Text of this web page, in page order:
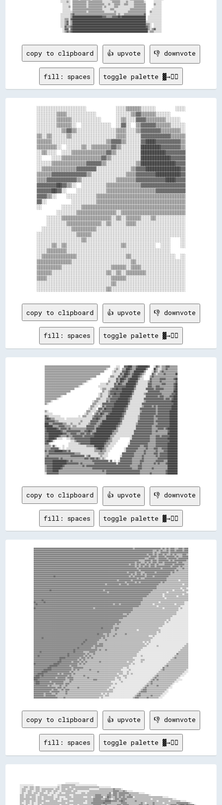
copy to clipboard 👍 upvote 👎 downvote
fill: spaces toggle palette ▓→✊🏽
░░░░░░░░░░░░░░░░░░░░            ░░░░▒▒▒▒▒▒░░░░░░        ░░░░
░░░░░░░░▒▒▒▒░░░░░░░░░░░░        ░░░░░░▒▒▓▓▒▒▒▒▒▒░░░░░░
░░░░░░░░▒▒▒▒▒▒░░░░░░░░░░░░      ░░▒▒░░░░▓▓▓▓▒▒▒▒▒▒▒▒░░░░░░
░░░░░░░░▒▒▒▒▒▒░░  ░░░░░░░░░░░░  ░░▓▓░░  ▒▒▓▓▓▓▓▓▒▒▒▒▒▒░░░░░░
░░░░░░░░░░▒▒▓▓▒▒░░░░░░░░░░░░░░░░▒▒▒▒░░░░▒▒▓▓▓▓▓▓▓▓▒▒▒▒▒▒▒▒░░
▒▒░░▒▒░░░░░░▒▒░░░░░░░░░░░░░░░░░░▒▒▒▒░░░░░░▓▓▓▓▓▓▓▓▓▓▓▓▒▒▒▒▒▒
▒▒▒▒▒▒░░░░░░░░░░░░░░░░░░░░░░▒▒▓▓▓▓▒▒░░░░░░▓▓████▓▓▓▓▓▓▓▓▓▓▒▒
▒▒▒▒▒▒▒▒░░  ░░░░░░▒▒░░▒▒▒▒▒▒▒▒▓▓▒▒░░░░░░░░████████▓▓▓▓▓▓▓▓▒▒
░░▒▒░░░░  ░░░░▒▒▒▒▒▒▒▒▒▒▒▒▒▒▓▓▒▒░░░░░░░░░░██████████▓▓▓▓▓▓▓▓
░░    ░░░░▒▒▒▒▒▒▒▒▒▒▒▒▒▒▒▒▓▓▒▒░░░░░░░░░░░░████████████▓▓▓▓▓▓
░░░░░░▒▒▒▒▒▒▒▒▒▒▒▒▒▒▓▓▓▓▓▓▒▒░░░░░░░░░░░░▒▒██████████████▓▓▓▓
░░▒▒▒▒▒▒▒▒▒▒▒▒▒▒▓▓▓▓▓▓▓▓░░░░░░░░░░░░░░▒▒▓▓▓▓██████████████▓▓
▒▒▒▒▒▒▓▓▓▓▓▓▓▓▓▓▓▓▓▓▒▒░░░░░░░░░░░░░░▒▒▒▒▓▓▓▓▓▓▓▓██████████▓▓
▒▒▒▒▓▓▓▓▓▓▓▓▓▓▓▓▒▒░░░░░░░░░░░░░░▒▒▒▒▒▒▒▒▓▓▓▓▓▓▓▓▓▓▓▓████▓▓▓▓
▓▓▓▓▓▓▓▓██▓▓▒▒░░  ░░░░░░░░░░▒▒▒▒▒▒▒▒▒▒▒▒▒▒▓▓▓▓▓▓▓▓▓▓▓▓▓▓▓▓▓▓
▓▓▓▓▓▓██▓▓░░    ░░░░░░░░░░░░▒▒▒▒▒▒▒▒▒▒▒▒▒▒▒▒▒▒▒▒▓▓▓▓▓▓▓▓▓▓▓▓
▓▓▓▓▒▒░░    ░░░░░░░░░░░░▒▒▒▒▒▒▒▒▒▒▒▒▒▒▒▒▒▒▒▒▒▒▒▒▒▒▒▒▒▒▒▒▒▒▒▒
▓▓░░          ░░░░░░░░░░▒▒▒▒▒▒▒▒▒▒▒▒▒▒▒▒▒▒▒▒▒▒▒▒▒▒▒▒▒▒▒▒▒▒▒▒
░░        ░░░░░░░░▒▒▒▒▒▒▒▒▒▒▒▒▒▒▒▒▒▒▒▒▒▒▒▒▒▒▒▒▒▒▒▒▒▒▒▒▒▒▒▒▒▒
        ░░░░░░░░▒▒▒▒▒▒▒▒▒▒▒▒▒▒▒▒░░▒▒▒▒▒▒▒▒▒▒▒▒▒▒▒▒▒▒▒▒▒▒▒▒▒▒
    ░░░░░░▒▒▒▒▒▒▒▒▒▒▒▒▒▒▒▒▒▒▒▒░░▒▒░░▒▒▒▒▒▒░░░░▒▒░░░░░░░░░░░░
    ░░░░░░░░▒▒▒▒▒▒▒▒▒▒▒▒▒▒░░▒▒░░░░░░▒▒▒▒░░░░░░░░░░░░░░░░░░░░
  ░░░░░░░░░░░░▒▒▒▒▒▒▒▒▒▒░░░░░░░░░░░░░░░░░░░░░░░░░░░░░░░░░░░░
░░░░░░░░░░░░░░░░▒▒▒▒▒▒░░░░░░░░░░░░░░░░░░░░░░░░░░░░░░░░░░░░░░
░░░░░░░░░░░░░░░░░░▒▒░░░░░░░░░░░░░░░░░░░░░░░░░░░░░░░░░░    ░░
░░░░░░▒▒░░▒▒░░░░░░░░░░░░░░░░░░░░░░▒▒░░░░░░░░░░░░  ░░░░    ░░
░░░░▒▒▒▒▒▒▒▒░░░░░░░░░░░░░░░░░░░░░░░░░░░░░░░░░░░░░░░░░░
░░▒▒▒▒▒▒▒▒▒▒▒▒▒▒░░░░░░░░░░░░░░░░░░░░▒▒░░░░░░░░░░░░░░░░░░  ░░
▒▒▒▒▒▒▒▒▒▒▒▒▒▒░░░░░░░░░░░░░░░░░░░░░░░░▒▒░░░░░░░░░░░░░░░░░░░░
▒▒▒▒▒▒▒▒▒▒░░░░░░░░░░░░░░░░░░░░▒▒▒▒▒▒░░▒▒▒▒░░░░░░░░░░░░░░░░░░
▒▒▒▒▒▒░░░░░░░░░░░░░░░░░░░░░░▒▒░░▒▒░░▒▒▒▒▒▒▒▒░░░░░░░░░░░░░░░░
▒▒▒▒░░░░░░░░░░░░░░░░░░░░░░░░░░▒▒▒▒▒▒░░░░░░░░░░░░░░░░░░░░░░░░
░░░░░░░░░░░░░░░░░░░░░░░░░░░░░░▒▒░░░░░░░░░░░░░░░░░░░░░░░░░░░░
copy to clipboard 👍 upvote 👎 downvote
fill: spaces toggle palette ▓→✊🏽
▒▒▒▒▒▒▒▒▒▒▒▒▒▒▒▒▒▒▒▒▒▒▒▒▒▒▒▒▒▒▒▒▒▒▒▒▒▒▒▒▒▒▒▒▒▒▒▒▒▒▒▒▒▒▒▒▒▒▒▒▒▒▒▒▒▒      ░░░░    ▓▓▓▓████▒▒▒▒▓▓██████████▓▓    ░░▓▓▒▒░░▒▒▒▒▓▓▓▓▒▒▒▒▒▒▒▒
▒▒▒▒▒▒▒▒▒▒▒▒▒▒▒▒▒▒▒▒▒▒▒▒▒▒▒▒▒▒▒▒▒▒▒▒▒▒▒▒▒▒▒▒▒▒▒▒▒▒▒▒▒▒▒▒▒▒▒▒▒▒░░      ░░▒▒░░  ▒▒▒▒████▓▓▒▒▒▒██████████▒▒      ██▒▒░░░░▒▒▒▒▓▓▒▒▒▒▒▒▒▒▒▒
▒▒▒▒▒▒▒▒▒▒▒▒▒▒▒▒▒▒▒▒▒▒▒▒▒▒▒▒▒▒▒▒▒▒▒▒▒▒▒▒▒▒▒▒▒▒▒▒▒▒▒▒▒▒▒▒▒▒▒▒        ░░▒▒░░░░░░▓▓▓▓██▓▓▒▒▒▒██████████▒▒      ░░▓▓▒▒░░▒▒▓▓▒▒▒▒▒▒▒▒▒▒▒▒▒▒
▒▒▒▒▒▒▒▒▒▒▒▒▒▒▒▒▒▒▒▒▒▒▒▒▒▒▒▒▒▒▒▒▒▒▒▒▒▒▒▒▒▒▒▒▒▒▒▒▒▒▒▒▒▒▒▒            ░░░░░░░░▓▓▒▒████▓▓▒▒▓▓██████▓▓▒▒░░      ▓▓▒▒░░▒▒▒▒▒▒▓▓▒▒▒▒▒▒▒▒▒▒██
▒▒▒▒▒▒▒▒▒▒▒▒▒▒▒▒▒▒▒▒▒▒▒▒▒▒▒▒▒▒▒▒▒▒▒▒▒▒▒▒▒▒▒▒▒▒▒▒▒▒▒▒              ▒▒▒▒░░░░▓▓▒▒▓▓██▓▓▒▒▒▒██████▓▓▒▒░░      ▒▒▓▓▒▒▒▒▒▒▒▒▒▒▒▒▒▒▒▒▒▒▒▒▒▒▒▒
▒▒▒▒▒▒▒▒▒▒▒▒▒▒▒▒▒▒▒▒▒▒▒▒▒▒▒▒▒▒▒▒▒▒▒▒▒▒▒▒▒▒▒▒▒▒░░                ░░░░░░░░▓▓▒▒████▓▓▒▒▓▓████████▒▒░░░░      ▓▓▒▒▒▒▒▒▒▒▓▓▓▓▓▓▒▒▒▒▒▒▒▒▓▓██
▒▒▒▒▒▒▒▒▒▒▒▒▒▒▒▒▒▒▒▒▒▒▒▒▒▒▒▒▒▒▒▒▒▒▒▒▒▒▒▒▒▒░░                    ▒▒░░░░░░▓▓▒▒██▓▓▒▒▒▒████████▓▓░░░░░░░░░░▒▒▓▓▒▒▒▒▒▒▒▒▓▓▒▒▒▒▒▒▒▒▒▒▒▒▒▒▓▓
▒▒▒▒▒▒▒▒▒▒▒▒▒▒▒▒▒▒▒▒▒▒▒▒▒▒▒▒▒▒▒▒▒▒▒▒▒▒░░                ░░░░░░▒▒░░░░░░▓▓▒▒██▓▓▒▒▒▒██████████▒▒░░░░░░░░░░▓▓▓▓▒▒▒▒▒▒▒▒▒▒▓▓▓▓▒▒▒▒▒▒▒▒▓▓██
▒▒▒▒▒▒▒▒▒▒▒▒▒▒▒▒▒▒▒▒▒▒▒▒▒▒▒▒▒▒▒▒▒▒░░                  ░░░░░░░░░░░░░░░░▓▓▓▓▓▓▓▓▓▓▓▓████████▓▓░░░░░░░░░░░░▓▓▓▓▒▒▒▒▓▓▓▓▒▒▒▒▒▒▒▒▒▒▒▒▒▒▓▓██
▒▒▒▒▒▒▒▒▒▒▒▒▒▒▒▒▒▒▒▒▒▒▒▒▒▒▒▒▒▒                          ░░▒▒▒▒░░░░▒▒▓▓▓▓██▓▓▓▓████████████▒▒░░░░░░░░░░▓▓▓▓▓▓▓▓▒▒▓▓▓▓▓▓▓▓▒▒▒▒▒▒▒▒▒▒▓▓██
▒▒▒▒▒▒▒▒▒▒▒▒▒▒▒▒▒▒▒▒▒▒▒▒▒▒                                ▒▒░░░░▒▒▓▓▓▓▓▓▓▓▓▓▓▓██████████▓▓░░░░░░░░░░░░░░▓▓▓▓▓▓▓▓▓▓▓▓▒▒▒▒▒▒▒▒▒▒▒▒▒▒████
▒▒▒▒▒▒▒▒▒▒▒▒▒▒▒▒▒▒▒▒▒▒                                ░░▒▒░░░░░░▒▒▓▓▓▓██▓▓▓▓████████████▒▒░░░░░░░░░░▒▒▓▓▓▓▓▓▓▓▓▓▓▓▓▓▓▓▒▒▒▒▒▒▒▒▒▒▓▓▓▓██
▒▒▒▒▒▒▒▒▒▒▒▒▒▒▒▒░░                                    ░░▒▒░░░░░░▓▓▒▒▓▓▓▓▓▓▓▓██████████▓▓░░░░░░░░░░░░░░▓▓▓▓▓▓▓▓▓▓▓▓▒▒▓▓▓▓▒▒▒▒▒▒▓▓▓▓████
▒▒▒▒▒▒▒▒▒▒▒▒░░                                      ▒▒▒▒░░░░░░▒▒▒▒▓▓▓▓▓▓▓▓██████████▓▓▒▒░░░░░░░░░░░░▓▓▓▓▓▓▓▓▓▓▓▓▓▓▓▓▓▓▓▓▒▒▓▓▓▓▒▒▓▓████
▒▒▒▒▒▒░░                                        ░░▒▒▒▒░░░░░░░░▓▓▒▒▓▓▓▓▓▓████████████▓▓░░░░░░░░░░░░░░▒▒▓▓▓▓▓▓▓▓▓▓▓▓▓▓▓▓▓▓▓▓▓▓▓▓▓▓██████
▒▒░░                                            ▒▒▒▒░░░░░░▓▓▓▓▓▓▓▓▓▓▓▓██████████████▒▒░░░░░░░░░░░░▓▓▓▓▓▓▓▓▓▓▓▓▓▓▓▓▓▓▓▓▓▓▓▓▓▓▓▓▓▓▓▓████
                                              ▒▒▒▒░░░░  ░░▓▓▒▒▓▓▓▓▓▓▓▓████████████▓▓░░░░░░░░░░░░░░▒▒▓▓▓▓▓▓▓▓▒▒▓▓▒▒▓▓▓▓▓▓▓▓▓▓▓▓▓▓██████
                                            ░░▒▒░░░░  ▓▓▓▓▒▒██▓▓▓▓▓▓████████████▓▓▒▒░░░░░░░░░░░░▓▓▓▓▓▓▓▓▓▓▓▓▓▓▓▓▒▒▓▓▓▓▓▓▓▓▓▓▓▓▓▓██████
▒▒░░                                      ▒▒▒▒░░░░░░▒▒▓▓▒▒▓▓▓▓▓▓▓▓▓▓████████████▓▓░░░░░░░░░░░░░░▒▒▓▓▓▓▓▓▓▓▓▓▓▓▓▓▒▒▓▓▓▓▓▓▓▓▓▓▓▓████████
░░░░░░░░                                ░░▒▒░░░░  ▒▒▓▓▒▒██▓▓▒▒▒▒▓▓████████████▓▓▒▒░░░░░░░░░░░░░░▓▓▓▓▓▓▓▓▓▓▓▓▓▓▓▓▒▒▓▓▓▓▓▓▓▓▓▓▓▓████████
▓▓▒▒░░░░░░░░░░░░                  ░░  ▒▒▒▒░░░░░░▒▒▓▓▓▓▓▓▓▓▒▒▒▒████████████████▓▓░░░░░░░░░░░░░░▒▒▓▓▓▓▓▓▓▓▓▓▓▓▓▓▒▒▓▓▓▓▓▓▓▓▓▓▓▓▓▓████████
▓▓██▓▓▒▒▒▒░░░░░░░░░░  ░░░░░░░░░░░░░░░░░░░░░░░░░░▓▓▓▓██▓▓▒▒▒▒▒▒██████████████▓▓▒▒░░░░░░░░░░░░░░▒▒▓▓▓▓▓▓▓▓▓▓▓▓▓▓▒▒▒▒▓▓▓▓▓▓▓▓▓▓▓▓████████
▓▓▓▓▓▓▓▓▓▓▒▒▒▒░░░░░░░░░░░░░░░░░░░░░░▒▒░░░░░░░░▓▓▓▓▓▓▓▓▒▒▒▒██████████████████▓▓░░░░░░░░░░░░░░░░▓▓▓▓▓▓▓▓▓▓▓▓▓▓▓▓▒▒▓▓▓▓▓▓▓▓▓▓▓▓▓▓████████
████▒▒▒▒▓▓▓▓▓▓▓▓▓▓▒▒▒▒░░░░▒▒░░░░░░▒▒░░░░░░░░▒▒▓▓▓▓▓▓▒▒▒▒▓▓████████████████▓▓▒▒░░░░░░░░░░░░░░▒▒▓▓▓▓▓▓▓▓▓▓▓▓▓▓▓▓▒▒▒▒▓▓▓▓▓▓▓▓▓▓▓▓████████
████████▒▒▒▒▒▒▓▓▓▓▓▓▒▒▒▒▒▒░░▒▒▒▒░░░░░░░░░░▓▓▓▓▓▓▓▓▒▒▒▒▓▓████████████████▓▓▒▒░░░░░░░░░░░░░░░░▓▓▓▓▓▓▓▓▓▓▓▓▓▓▓▓▒▒▒▒▓▓▓▓▓▓▓▓▓▓▓▓▓▓████████
▓▓██████████▓▓▒▒▓▓▓▓▓▓▒▒▓▓▒▒▒▒▒▒▒▒▒▒▒▒▒▒▒▒▓▓▓▓▓▓▓▓▒▒████████████████████▒▒░░░░░░░░░░░░░░░░░░▓▓▓▓▓▓▓▓▓▓▓▓▓▓▓▓▒▒▒▒▒▒▓▓▓▓▓▓▒▒▓▓██████████
▓▓██████████████▓▓▒▒▒▒▓▓▓▓▓▓▓▓▓▓▓▓▓▓▒▒▒▒▓▓▓▓██▓▓▒▒▒▒████████████████▓▓▒▒▒▒░░░░░░░░░░░░░░░░▓▓▓▓▓▓▓▓▓▓▓▓▓▓▓▓▓▓▒▒▒▒▓▓▒▒▒▒▒▒▒▒▒▒▓▓████████
▓▓▓▓██████████████▓▓▓▓▒▒▒▒▓▓▓▓▓▓▒▒▒▒▓▓▓▓▒▒▓▓▓▓▒▒▓▓██████████████████▒▒▒▒░░░░░░░░░░░░░░░░░░▓▓▓▓▓▓▓▓▓▓▓▓▓▓▓▓▓▓▒▒▒▒▒▒▒▒▒▒▒▒▒▒▒▒██████████
▓▓▓▓██████████▓▓▒▒▒▒▒▒▓▓▒▒▒▒▓▓▓▓▓▓▓▓▓▓▒▒▓▓▓▓▓▓▓▓▓▓████████████████▒▒▒▒░░░░░░░░░░░░░░░░░░▓▓▓▓▓▓▓▓▓▓▓▓▓▓▓▓▓▓▒▒▒▒▒▒▓▓▓▓▒▒▓▓▓▓▓▓▓▓████████
▓▓▓▓██████▓▓░░░░░░    ░░░░▒▒▒▒▓▓▓▓▓▓▓▓▓▓▓▓▓▓▓▓██████████████████▓▓▒▒░░░░░░░░          ░░▓▓▓▓▓▓▓▓▓▓▓▓▓▓▓▓▓▓▒▒▒▒▒▒▓▓▓▓▓▓▓▓▓▓▓▓██████████
▓▓████▓▓░░                ░░░░▒▒▓▓▓▓▓▓▓▓▓▓▓▓▓▓████████████████▓▓▒▒▒▒░░░░░░            ▓▓▓▓▓▓▓▓▓▓▓▓▓▓▓▓▓▓▓▓▒▒▒▒▒▒▓▓▓▓▓▓▓▓▓▓▓▓▓▓████████
▓▓▓▓░░                  ░░░░░░░░░░▒▒▓▓▓▓▓▓▓▓▓▓██████████████▓▓▒▒▒▒░░░░░░            ░░▓▓▓▓▓▓▓▓▓▓▓▓▓▓▓▓▓▓▒▒▒▒▒▒▒▒▓▓▓▓▓▓▓▓▓▓▓▓██████████
▒▒▒▒▒▒░░▓▓░░      ░░    ░░░░░░░░░░░░░░░░░░▒▒▒▒▒▒▒▒██████████▒▒▒▒░░░░░░              ▓▓▓▓▓▓▓▓▓▓▓▓▒▒▒▒▓▓▓▓▒▒▒▒▒▒▒▒▓▓▓▓▓▓▓▓▓▓▓▓██████████
▒▒▒▒▒▒▓▓▓▓▓▓▓▓░░  ░░  ░░░░░░░░░░░░░░░░░░░░░░░░░░░░▒▒▓▓████▓▓▒▒░░░░░░            ░░▓▓▓▓▓▓▓▓▓▓▓▓▒▒▒▒▒▒▒▒▓▓▒▒▒▒▒▒▓▓▓▓▒▒▒▒▓▓▓▓▓▓██████████
▓▓▒▒▓▓▓▓▓▓████████▓▓▓▓▒▒▓▓░░░░░░░░░░░░░░░░░░░░░░░░▒▒▒▒▒▒▓▓▒▒▒▒░░░░              ░░▓▓▓▓▓▓▓▓▓▓▒▒▒▒▒▒▒▒▓▓▒▒▒▒▒▒▒▒▒▒▓▓▒▒▒▒▒▒▓▓▓▓██████████
▒▒▒▒▓▓▓▓▓▓▓▓▓▓▓▓▓▓▓▓▓▓▓▓▓▓▓▓▓▓▒▒▒▒▒▒░░░░░░░░░░░░░░░░░░▒▒▒▒▒▒░░░░              ▓▓▓▓▓▓▓▓▓▓▓▓▒▒▒▒▒▒▒▒▒▒▓▓▒▒▒▒▒▒▒▒▓▓▓▓▒▒▓▓▓▓▓▓▓▓██████████
▒▒▓▓▒▒▒▒▒▒▒▒▒▒▒▒▒▒▒▒▒▒▒▒▒▒▓▓▓▓▓▓▓▓▓▓▓▓▓▓░░▒▒▓▓░░░░░░░░░░▒▒░░░░░░            ░░▓▓▓▓▓▓▓▓▓▓▓▓▒▒▒▒▒▒▒▒▓▓▒▒▒▒▒▒▒▒▒▒▒▒▓▓▒▒▓▓▓▓▓▓▓▓██████████
▓▓▓▓▓▓▓▓▓▓▓▓▓▓▒▒▓▓▒▒▒▒▒▒▒▒▒▒▒▒▒▒▒▒▒▒▒▒▒▒▓▓▓▓▒▒▓▓▓▓▒▒▓▓▒▒░░▒▒░░              ▓▓▓▓▓▓▓▓▓▓▓▓▒▒▒▒▒▒▒▒▒▒▓▓▒▒▒▒▒▒▒▒▒▒▒▒▒▒▓▓▓▓▓▓▓▓▓▓██████████
▓▓▓▓▓▓▓▓██████████████▓▓▒▒▓▓▒▒▒▒▒▒▒▒▒▒▒▒▒▒▒▒▒▒▒▒▓▓▓▓▓▓▓▓▓▓▓▓▓▓▓▓░░▓▓  ░░  ░░▓▓▓▓▓▓▓▓▓▓▓▓▒▒▒▒▒▒▒▒▓▓▓▓▒▒▒▒▒▒▒▒▒▒▒▒▓▓▓▓▓▓▓▓▒▒▒▒██████████
▓▓▓▓▓▓▓▓██████████████▓▓▓▓▓▓▓▓▓▓▓▓▒▒▓▓▒▒▒▒▒▒▒▒▒▒▒▒▓▓▓▓▓▓▓▓▓▓▓▓▓▓▓▓▓▓▓▓▓▓░░▓▓▓▓▓▓▓▓▓▓▓▓▓▓▒▒▒▒▒▒▒▒▓▓▒▒▒▒▒▒▒▒▒▒▒▒▓▓▒▒▓▓▒▒▒▒▒▒▓▓██████████
▒▒▓▓▓▓▓▓██████████▓▓▒▒▒▒▒▒▒▒▒▒▒▒▒▒▒▒▒▒▓▓▒▒▓▓▓▓▓▓▓▓▓▓▓▓▓▓▓▓▓▓▓▓▓▓▓▓▓▓▓▓▓▓▓▓▓▓▓▓▓▓▓▓▓▓▓▓▒▒▒▒▒▒▒▒▓▓▓▓▒▒▒▒▒▒▒▒▒▒▒▒▒▒▒▒▒▒▒▒▒▒▒▒▒▒██████████
▒▒▓▓▓▓▓▓████████▓▓▒▒▒▒▒▒▒▒▒▒▒▒▒▒▒▒▒▒▒▒▒▒▒▒▒▒▒▒▒▒▓▓▓▓▓▓▓▓▓▓▓▓▓▓▓▓▓▓▓▓▓▓▓▓▓▓▓▓▓▓▓▓▓▓▓▓▓▓▓▓▒▒▒▒▒▒▓▓▓▓▒▒▒▒▒▒▒▒▒▒▓▓▒▒▒▒▒▒▒▒▒▒▒▒▒▒██████████
▒▒▓▓▓▓▓▓██████▒▒▒▒▒▒▒▒▒▒▒▒▒▒▒▒▒▒▒▒▒▒▒▒▒▒▒▒▒▒▒▒▒▒▒▒▒▒▒▒▒▒▒▒▓▓▒▒▓▓▓▓▓▓▓▓▓▓▓▓▓▓▓▓▓▓▓▓▓▓▓▓▓▓▓▓▓▓▓▓▓▓▒▒▒▒▒▒▒▒▒▒▒▒▒▒▒▒▒▒▒▒▒▒▒▒▒▒▓▓██████████
copy to clipboard 👍 upvote 👎 downvote
fill: spaces toggle palette ▓→✊🏽
▓▓▓▓▓▓▓▓▓▓▓▓▓▓▓▓▓▓▓▓▓▓▓▓▓▓▓▓▓▓▓▓▓▓▓▓▓▓▓▓▓▓▓▓▓▓▓▓▓▓▓▓▓▓▓▓▓▓▓▓▓▓▓▓▓▓▓▓▓▓▓▓▓▓▓▓▓▓▓▓▓▓▓▓▓▓▓▓▓▓▓▓▓▓▓▓▓▓▓▓▒▒▓▓▓▓▓▓▓▓▓▓▓▓▓▓▓▓▓▓▓▓▓▓▓▓▓▓▒▒▓▓▒▒▓▓▒▒▓▓▓▓▒▒▒▒▓▓▓▓▒▒▓▓▓▓
▓▓▓▓▓▓▓▓▓▓▓▓▓▓▓▓▓▓▓▓▓▓▓▓▓▓▓▓▓▓▓▓▓▓▓▓▓▓▓▓▓▓▓▓▓▓▓▓▓▓▓▓▓▓▓▓▓▓▓▓▓▓▓▓▓▓▓▓▓▓▓▓▓▓▓▓▓▓▓▓▓▓▓▓▓▓▓▓▓▓▓▓▓▓▓▓▓▓▓▓▓▓▓▓▓▓▓▓▓▓▓▓▓▓▓▓▓▓▓▓▒▒▒▒▓▓▒▒▓▓▒▒▒▒▓▓▒▒▓▓▓▓▒▒▓▓▓▓▓▓▒▒▓▓▓▓
▓▓▓▓▓▓▓▓▓▓▓▓▓▓▓▓▓▓▓▓▓▓▓▓▓▓▓▓▓▓▓▓▓▓▓▓▓▓▓▓▓▓▓▓▓▓▓▓▓▓▓▓▓▓▓▓▓▓▓▓▓▓▓▓▓▓▓▓▓▓▓▓▓▓▓▓▓▓▓▓▓▓▓▓▓▓▓▓▓▓▓▓▓▓▓▓▓▓▓▓▓▓▓▓▓▓▓▓▓▓▓▓▓▓▓▓▓▓▓▓▒▒▓▓▒▒▒▒▓▓▓▓▓▓▓▓▒▒▓▓▓▓▓▓▓▓▓▓▓▓▓▓▓▓▓▓
▓▓▓▓▓▓▓▓▓▓▓▓▓▓▓▓▓▓▓▓▓▓▓▓▓▓▓▓▓▓▓▓▓▓▓▓▓▓▓▓▓▓▓▓▓▓▓▓▓▓▓▓▓▓▓▓▓▓▓▓▓▓▓▓▓▓▓▓▓▓▓▓▓▓▓▓▓▓▓▓▓▓▓▓▓▓▓▓▓▓▓▓▓▓▓▓▓▓▓▓▓▓▓▓▓▓▓▓▓▓▓▓▓▓▒▒▓▓▓▓▒▒▓▓▒▒▓▓▓▓▒▒▓▓▒▒▒▒▓▓▒▒▓▓▒▒▒▒▒▒▓▓▓▓▒▒
▓▓▓▓▓▓▓▓▓▓▓▓▓▓▓▓▓▓▓▓▓▓▓▓▓▓▓▓▓▓▓▓▓▓▓▓▓▓▓▓▓▓▓▓▓▓▓▓▓▓▓▓▓▓▓▓▓▓▓▓▓▓▓▓▓▓▓▓▓▓▓▓▓▓▓▓▓▓▓▓▓▓▓▓▓▓▓▓▓▓▓▓▓▓▓▓▓▓▓▓▓▓▓▓▓▓▓▓▓▓▓▓▓▓▓▓▒▒▓▓▓▓▓▓▒▒▓▓▓▓▓▓▒▒▓▓▓▓▓▓▓▓▒▒▓▓▒▒▒▒▓▓▓▓▓▓
▓▓▓▓▓▓▓▓▓▓▓▓▓▓▓▓▓▓▓▓▓▓▓▓▓▓▓▓▓▓▓▓▓▓▓▓▓▓▓▓▓▓▓▓▓▓▓▓▓▓▓▓▓▓▓▓▓▓▓▓▓▓▓▓▓▓▓▓▓▓▓▓▓▓▓▓▓▓▓▓▓▓▓▓▓▓▓▓▓▓▓▓▓▓▓▓▓▓▓▓▓▓▓▓▓▓▓▓▓▓▓▓▒▒▒▒▓▓▓▓▓▓▒▒▒▒▓▓▓▓▓▓▓▓▒▒▓▓▓▓▓▓▓▓▒▒▓▓▓▓▓▓▓▓▓▓
▓▓▓▓▓▓▓▓▓▓▓▓▓▓▓▓▓▓▓▓▓▓▓▓▓▓▓▓▓▓▓▓▓▓▓▓▓▓▓▓▓▓▓▓▓▓▓▓▓▓▓▓▓▓▓▓▓▓▓▓▓▓▓▓▓▓▓▓▓▓▓▓▓▓▓▓▓▓▓▓▓▓▓▓▓▓▓▓▓▓▓▓▓▓▓▓▓▓▓▓▓▓▓▓▓▓▒▒▒▒▒▒▓▓▓▓▓▓▒▒▓▓▓▓▒▒▓▓▓▓▓▓▓▓▓▓▒▒▓▓▒▒▓▓▓▓▓▓▓▓▓▓▓▓▒▒
▓▓▓▓▓▓▓▓▓▓▓▓▓▓▓▓▓▓▓▓▓▓▓▓▓▓▓▓▓▓▓▓▓▓▓▓▓▓▓▓▓▓▓▓▓▓▓▓▓▓▓▓▓▓▓▓▓▓▓▓▓▓▓▓▓▓▓▓▓▓▓▓▓▓▓▓▓▓▓▓▓▓▓▓▓▓▓▓▓▓▓▓▓▓▓▓▓▓▓▓▓▓▒▒▓▓▓▓▒▒▒▒▓▓▒▒▓▓▒▒▓▓▓▓▒▒▓▓▓▓▒▒▓▓▓▓▓▓▓▓▓▓▓▓▒▒▓▓▓▓▒▒▒▒▒▒
▓▓▓▓▓▓▓▓▓▓▓▓▓▓▓▓▓▓▓▓▓▓▓▓▓▓▓▓▓▓▓▓▓▓▓▓▓▓▓▓▓▓▓▓▓▓▓▓▓▓▓▓▓▓▓▓▓▓▓▓▓▓▓▓▓▓▓▓▓▓▓▓▓▓▓▓▓▓▓▓▓▓▓▓▓▓▓▓▓▓▓▓▓▓▓▓▒▒▓▓▓▓▒▒▓▓▒▒▓▓▓▓▒▒▓▓▒▒▓▓▓▓▒▒▓▓▒▒▒▒▒▒▓▓▓▓▓▓▓▓▒▒▓▓▓▓▓▓▓▓▓▓▒▒▒▒
▓▓▓▓▓▓▓▓▓▓▓▓▓▓▓▓▓▓▓▓▓▓▓▓▓▓▓▓▓▓▓▓▓▓▓▓▓▓▓▓▓▓▓▓▓▓▓▓▓▓▓▓▓▓▓▓▓▓▓▓▓▓▓▓▓▓▓▓▓▓▓▓▓▓▓▓▓▓▓▓▓▓▓▓▓▓▓▓▓▓▓▓▓▓▓▓▓▓▓▓▓▓▒▒▓▓▒▒▓▓▒▒▓▓▓▓▒▒▓▓▓▓▒▒▓▓▓▓▓▓▓▓▓▓▓▓▓▓▒▒▓▓▓▓▓▓▒▒▓▓▒▒▒▒▒▒
▓▓▓▓▓▓▓▓▓▓▓▓▓▓▓▓▓▓▓▓▓▓▓▓▓▓▓▓▓▓▓▓▓▓▓▓▓▓▓▓▓▓▓▓▓▓▓▓▓▓▓▓▓▓▓▓▓▓▓▓▓▓▓▓▓▓▓▓▓▓▓▓▓▓▓▓▓▓▓▓▓▓▓▓▓▓▓▓▓▓▓▓▓▓▓▓▓▓▓▓▓▓▓▓▒▒▓▓▓▓▓▓▓▓▓▓▓▓▓▓▓▓▓▓▓▓▓▓▒▒▓▓▓▓▓▓▓▓▓▓▓▓▓▓▒▒▒▒▒▒▓▓▒▒▒▒
▓▓▓▓▓▓▓▓▓▓▓▓▓▓▓▓▓▓▓▓▓▓▓▓▓▓▓▓▓▓▓▓▓▓▓▓▓▓▓▓▓▓▓▓▓▓▓▓▓▓▓▓▓▓▓▓▓▓▓▓▓▓▓▓▓▓▓▓▓▓▓▓▓▓▓▓▓▓▓▓▓▓▓▓▓▓▓▓▓▓▓▓▓▓▓▓▓▓▓▓▓▓▓▓▓▓▒▒▓▓▓▓▓▓▓▓▓▓▓▓▓▓▓▓▓▓▓▓▓▓▓▓▓▓▓▓▓▓▓▓▓▓▒▒▓▓▒▒▒▒▒▒▒▒▒▒
▓▓▓▓▓▓▓▓▓▓▓▓▓▓▓▓▓▓▓▓▓▓▓▓▓▓▓▓▓▓▓▓▓▓▓▓▓▓▓▓▓▓▓▓▓▓▓▓▓▓▓▓▓▓▓▓▓▓▓▓▓▓▓▓▓▓▓▓▓▓▓▓▓▓▓▓▓▓▓▓▓▓▓▓▓▓▓▓▓▓▓▓▓▓▒▒▓▓▓▓▓▓▒▒▓▓▓▓▒▒▒▒▓▓▓▓▓▓▓▓▓▓▒▒▓▓▓▓▓▓▓▓▓▓▓▓▓▓▒▒▓▓▒▒▒▒▒▒▒▒▒▒▒▒▒▒
▓▓▓▓▓▓▓▓▓▓▓▓▓▓▓▓▓▓▓▓▓▓▓▓▓▓▓▓▓▓▓▓▓▓▓▓▓▓▓▓▓▓▓▓▓▓▓▓▓▓▓▓▓▓▓▓▓▓▓▓▓▓▓▓▓▓▓▓▓▓▓▓▓▓▓▓▓▓▓▓▓▓▓▓▓▓▓▓▓▓▓▓▓▓▓▓▓▓▒▒▓▓▒▒▓▓▓▓▒▒▓▓▒▒▓▓▓▓▓▓▓▓▓▓▓▓▓▓▓▓▓▓▓▓▓▓▓▓▒▒▒▒▒▒▒▒▒▒▒▒▒▒▒▒▒▒
▓▓▓▓▓▓▓▓▓▓▓▓▓▓▓▓▓▓▓▓██▓▓▓▓▓▓▓▓▓▓▓▓▓▓▓▓▓▓▓▓▓▓▓▓▓▓▓▓▓▓▓▓▓▓▓▓▓▓▓▓▓▓▓▓▓▓▓▓▓▓▓▓▓▓▓▓▓▓▓▓▓▓▓▓▓▓▓▓▓▓▓▓▓▓▒▒▓▓▒▒▓▓▓▓▓▓▓▓▓▓▒▒▓▓▓▓▓▓▒▒▓▓▓▓▓▓▓▓▓▓▓▓▓▓▒▒▒▒▒▒▒▒▒▒▒▒▒▒▒▒▒▒▒▒
▓▓▓▓▓▓▓▓▓▓▓▓▓▓▓▓▓▓▓▓▓▓▓▓▓▓▓▓▓▓▓▓▓▓▓▓▓▓▓▓▓▓▓▓▓▓▓▓▓▓▓▓▓▓▓▓▓▓▓▓▓▓▓▓▓▓▓▓▓▓▓▓▓▓▓▓▓▓▓▓▓▓▓▓▓▓▓▓▓▓▓▓▓▓▓▓▓▓▓▓▓▓▓▓▒▒▓▓▒▒▒▒▓▓▓▓▓▓▓▓▓▓▓▓▓▓▓▓▓▓▓▓▓▓▒▒▒▒▒▒▒▒▒▒▒▒▒▒▒▒▒▒▒▒▒▒
▓▓▓▓▓▓▓▓▓▓▓▓▓▓▓▓▓▓▓▓▓▓▓▓▓▓▓▓▓▓▓▓▓▓▓▓▓▓▓▓▓▓▓▓▓▓▓▓▓▓▓▓▓▓▓▓▓▓▓▓▓▓▓▓▓▓▓▓▓▓▓▓▓▓▓▓▓▓▓▓▓▓▓▓▒▒▓▓▓▓▓▓▓▓▓▓▓▓▒▒▓▓▓▓▓▓▓▓▓▓▓▓▓▓▓▓▓▓▓▓▓▓▓▓▓▓▓▓▓▓▓▓▓▓▒▒▒▒▒▒▒▒▒▒▒▒░░▒▒▒▒▒▒▒▒
▓▓▓▓▓▓▓▓▓▓▓▓▓▓▓▓▓▓▓▓▓▓▓▓▓▓▓▓▓▓▓▓▓▓▓▓▓▓▓▓▓▓▓▓▓▓▓▓▓▓▓▓▓▓▓▓▓▓▓▓▓▓▓▓▓▓▓▓▓▓▓▓▓▓▓▓▓▓▓▓▓▓▓▓▓▓▓▓▓▓▓▓▒▒▓▓▓▓▓▓▓▓▒▒▓▓▒▒▓▓▓▓▓▓▓▓▓▓▓▓▓▓▓▓▓▓▓▓▒▒▓▓▒▒▒▒▒▒▒▒▒▒▒▒▒▒▒▒▒▒▒▒▒▒▒▒
▓▓▓▓▓▓▓▓▓▓▓▓▓▓▓▓▓▓▓▓▓▓▓▓▓▓▓▓▓▓▓▓▓▓▓▓▓▓▓▓▓▓▓▓▓▓▓▓▓▓▓▓▓▓▓▓▓▓▓▓▓▓▓▓▓▓▓▓▓▓▓▓▒▒▓▓▓▓▓▓▓▓▓▓▓▓▒▒▓▓▓▓▓▓▒▒▓▓▓▓▓▓▓▓▓▓▓▓▓▓▓▓▓▓▓▓▓▓▓▓▓▓▓▓▓▓▒▒▒▒▒▒▒▒▒▒▒▒▒▒▒▒▒▒▒▒▒▒▒▒░░▒▒▒▒
▓▓▓▓▓▓▓▓▓▓▓▓▓▓▓▓▓▓▓▓▓▓▓▓▓▓▓▓▓▓▓▓▓▓▓▓▓▓▓▓▓▓▓▓▓▓▓▓▓▓▓▓▓▓▓▓▓▓▓▓▓▓▓▓▓▓▓▓▓▓▓▓▓▓▓▓▓▓▓▓▓▓▓▓▓▓▓▓▓▓▓▓▓▓▓▓▓▓▓▓▓▓▓▓▓▓▓▓▓▓▓▓▓▓▓▓▓▓▓▓▓▓▓▓▒▒▒▒▒▒▒▒▒▒▒▒▒▒▒▒▒▒▒▒▒▒▒▒▒▒▒▒▒▒▒▒
▓▓▓▓▓▓▓▓▓▓▓▓▓▓▓▓▓▓▓▓▓▓▓▓▓▓▓▓▓▓▓▓▓▓▓▓▓▓▓▓▓▓▓▓▓▓▓▓▓▓▓▓▓▓▓▓▓▓▓▓▓▓▓▓▓▓▓▓▓▓▓▓▓▓▓▓▓▓▓▓▓▓▓▓▓▓▓▓▓▓▓▓▓▓▓▓▓▓▓▓▓▓▓▓▓▓▓▓▓▓▓▓▓▓▓▓▓▓▓▓▓▓▓▓▒▒▒▒▒▒▒▒▒▒▒▒▒▒▒▒▒▒▒▒▒▒▒▒░░▒▒▒▒░░
▓▓▓▓▓▓▓▓▓▓▓▓▓▓▓▓██▓▓▓▓▓▓▓▓▓▓▓▓▓▓▓▓▓▓▓▓▓▓▓▓▓▓▓▓▓▓▓▓▓▓▓▓▓▓▓▓▓▓▓▓▓▓▓▓▓▓▓▓▒▒▓▓▓▓▓▓▓▓▓▓▓▓▓▓▓▓▓▓▓▓▓▓▓▓▓▓▓▓▓▓▓▓▓▓▓▓▓▓▓▓▓▓▓▓▓▓▓▓▒▒▒▒▒▒▒▒▒▒▒▒▒▒▒▒▒▒▒▒░░▒▒▒▒▒▒▒▒░░▒▒▒▒
▓▓▓▓▓▓▓▓▓▓▓▓▓▓▓▓▓▓▓▓▓▓▓▓▓▓▓▓▓▓▓▓▓▓▓▓▓▓▓▓▓▓▓▓▓▓▓▓▓▓▓▓▓▓▓▓▓▓▓▓▓▓▓▓▓▓▓▓▓▓▓▓▓▓▒▒▓▓▓▓▓▓▓▓▓▓▓▓▓▓▓▓▓▓▓▓▓▓▓▓▓▓▓▓▓▓▓▓▓▓▓▓▓▓▓▓▓▓▒▒▒▒▒▒▒▒▒▒▒▒▒▒▒▒░░▒▒▒▒▒▒▒▒▒▒▒▒▒▒▒▒▒▒░░
▓▓▓▓▓▓▓▓▓▓▓▓▓▓▓▓▓▓▓▓▓▓▓▓▓▓▓▓▓▓▓▓▓▓▓▓▓▓▓▓▓▓▓▓▓▓▓▓▓▓▓▓▓▓▓▓▓▓▓▓▓▓▓▓▓▓▓▓▓▓▓▓▓▓▓▓▓▓▓▓▓▓▓▓▓▓▓▓▓▓▓▓▓▓▓▓▓▓▓▓▓▓▓▓▓▓▓▓▓▓▓▓▓▓▓▓▒▒▒▒▒▒▒▒▒▒▒▒▒▒░░▒▒▒▒▒▒▒▒▒▒▒▒▒▒▒▒▒▒░░▒▒▒▒
▓▓▓▓▓▓▓▓▓▓▓▓▓▓▓▓▓▓▓▓▓▓▓▓▓▓▓▓▓▓▓▓▓▓▓▓▓▓▓▓▓▓▓▓▓▓▓▓▓▓▓▓▓▓▓▓▓▓▓▓▓▓▓▓▓▓▓▓▓▓▓▓▓▓▓▓▓▓▓▓▓▓▓▓▓▓▓▓▓▓▓▓▓▓▓▓▓▓▓▓▓▓▓▓▓▓▓▓▓▓▓▓▓▓▒▒▒▒▒▒▒▒▒▒▒▒▒▒▒▒░░▒▒▒▒▒▒▒▒▒▒▒▒░░▒▒▒▒▒▒▒▒▒▒
▓▓▓▓▓▓▓▓▓▓▓▓▓▓▓▓▓▓▓▓▓▓▓▓▓▓▓▓▓▓▓▓▓▓▓▓▓▓▓▓▓▓▓▓▓▓▓▓▓▓▓▓▓▓▓▓▓▓▓▓▓▓▓▓▓▓▓▓▓▓▓▓▓▓▓▓▓▓▓▓▓▓▓▓▓▓▓▓▓▓▓▓▓▓▓▓▓▓▓▓▓▓▓▓▓▓▓▓▓▓▒▒▒▒▒▒▒▒▒▒▒▒▒▒▒▒▒▒▒▒▒▒░░▒▒▒▒▒▒▒▒▒▒▒▒▒▒▒▒▒▒▒▒▒▒
▓▓▓▓▓▓▓▓██▓▓▓▓▓▓▓▓▓▓▓▓▓▓▓▓▓▓▓▓▓▓▓▓▓▓▓▓▓▓▓▓▓▓▓▓▓▓▓▓▓▓▓▓▓▓▓▓▓▓▓▓▓▓▓▓▓▓▓▓▓▓▓▓▓▓▓▓▓▓▓▓▓▓▓▓▓▓▓▓▓▓▓▓▓▓▓▓▓▓▓▓▓▓▓▓▓▓▓▓▒▒▒▒▒▒▒▒▒▒▒▒▒▒▒▒▒▒▒▒▒▒▒▒▒▒▒▒▒▒▒▒▒▒▒▒▒▒▒▒▒▒▒▒▒▒
██▓▓▓▓▓▓▓▓██▓▓▓▓▓▓▓▓▓▓▓▓▓▓▓▓▓▓▓▓▓▓▓▓▓▓▓▓▓▓▓▓▓▓▓▓▓▓▓▓▓▓▓▓▓▓▓▓▓▓▓▓▓▓▓▓▓▓▓▓▓▓▓▓▓▓▓▓▓▓▓▓▓▓▓▓▓▓▓▓▓▓▓▓▓▓▓▓▓▓▓▓▓▓▓▓▒▒▒▒▒▒▒▒▒▒▒▒▒▒▒▒▒▒░░▒▒▒▒▒▒▒▒▒▒▒▒▒▒▒▒▒▒▒▒▒▒▒▒░░░░
▓▓██▓▓▓▓▓▓▓▓▓▓▓▓▓▓▓▓▓▓▓▓▓▓▓▓▓▓▓▓▓▓▓▓▓▓▓▓▓▓▓▓▓▓▓▓▓▓▓▓▓▓▓▓▓▓▓▓▓▓▓▓▓▓▓▓▓▓▓▓▓▓▓▓▓▓▓▓▒▒▓▓▓▓▒▒▓▓▓▓▓▓▓▓▓▓▓▓▓▓▓▓▓▓▓▓▒▒▒▒▒▒▒▒▒▒▒▒░░▒▒▒▒▒▒▒▒▒▒▒▒▒▒▒▒▒▒▒▒░░▒▒▒▒▒▒▒▒░░░░
▓▓▓▓▓▓▓▓▓▓▓▓▓▓▓▓▓▓▓▓▓▓▓▓▓▓▓▓▓▓▓▓▓▓▓▓▓▓▓▓▓▓▓▓▓▓▓▓▓▓▓▓▓▓▓▓▓▓▓▓▓▓▓▓▓▓▓▓▓▓▓▓▓▓▓▓▓▓▓▓▓▓▓▓▓▓▓▓▓▓▓▓▓▓▓▓▓▓▓▓▓▓▓▓▓▓▒▒▒▒▒▒▒▒▒▒▒▒▒▒▒▒▒▒░░▒▒▒▒▒▒▒▒▒▒▒▒▒▒▒▒▒▒▒▒▒▒░░░░░░░░
██▓▓▓▓▓▓▓▓▓▓▓▓▓▓▓▓▓▓▓▓▓▓▓▓▓▓▓▓▓▓▓▓▓▓▓▓▓▓▓▓▓▓▓▓▓▓▓▓▓▓▓▓▓▓▓▓▓▓▒▒▓▓▓▓▓▓▓▓▓▓▓▓▓▓▓▓▓▓▓▓▓▓▓▓▓▓▓▓▓▓▓▓▓▓▓▓▓▓▒▒▒▒▒▒▒▒▒▒▒▒▒▒▒▒▒▒▒▒▒▒▒▒▒▒▒▒▒▒░░▒▒▒▒▒▒▒▒▒▒▒▒▒▒░░▒▒░░░░░░
▓▓▓▓▓▓▓▓▓▓▓▓▓▓▓▓▓▓▓▓▓▓▓▓▓▓▓▓▓▓▓▓▓▓▓▓▓▓▓▓▓▓▓▓▓▓▓▓▓▓▓▓▓▓▓▓▓▓▓▓▓▓▓▓▓▓▓▓▓▓▓▓▓▓▓▓▓▓▓▓▓▓▓▓▓▓▓▓▓▓▓▓▓▓▓▓▓▓▓▓▒▒▒▒▒▒▒▒▒▒▒▒▒▒▒▒▒▒▒▒▒▒▒▒▒▒▒▒▒▒▒▒▒▒▒▒▒▒▒▒▒▒▒▒▒▒░░░░░░░░░░
▓▓▓▓▓▓▓▓▓▓▓▓▓▓▓▓▓▓▓▓▓▓▓▓▓▓▓▓▓▓▓▓▓▓▓▓▓▓▓▓▓▓▓▓▓▓▓▓▓▓▓▓▓▓▓▓▓▓▓▓▓▓▓▓▓▓▓▓▓▓▓▓▓▓▓▓▓▓▓▓▓▓▓▓▓▓▓▓▓▓▓▓▓▓▓▓▓▓▒▒▒▒▒▒▒▒▒▒▒▒▒▒▒▒▒▒▒▒▒▒▒▒▒▒▒▒▒▒▒▒▒▒▒▒▒▒▒▒▒▒▒▒▒▒░░░░░░░░░░░░
▓▓▓▓▓▓▓▓▓▓▓▓▓▓▓▓▓▓▓▓▓▓▓▓▓▓▓▓▓▓▓▓▓▓▓▓▓▓▓▓▓▓▓▓▓▓▓▓▓▓▓▓▓▓▓▓▓▓▓▓▓▓▓▓▓▓▓▓▓▓▓▓▓▓▓▓▓▓▓▓▓▓▓▓▓▓▓▓▓▓▒▒▒▒▓▓▒▒▒▒▒▒▒▒▒▒▒▒▒▒▒▒▒▒▒▒▒▒▒▒▒▒▒▒▒▒▒▒▒▒▒▒▒▒▒▒▒▒▒▒▒▒▒▒░░░░░░░░░░░░
▓▓▓▓▓▓▓▓▓▓▓▓▓▓▓▓▓▓▓▓▓▓▓▓▓▓▓▓▓▓▓▓▓▓▓▓▓▓▓▓▓▓▓▓▓▓▓▓▓▓▓▓▓▓▓▓▓▓▓▓▓▓▓▓▓▓▓▓▓▓▓▓▓▓▓▓▓▓▓▓▓▓▓▓▓▓▓▓▓▓▓▓▓▓▒▒▒▒▒▒▒▒▒▒▒▒▒▒▒▒▒▒▒▒▒▒▒▒▒▒▒▒▒▒▒▒▒▒▒▒▒▒▒▒▒▒▒▒▒▒░░░░░░░░░░░░░░░░
▓▓▓▓▓▓▓▓▓▓▓▓▓▓▓▓▓▓▓▓▓▓▓▓▓▓▓▓▓▓▓▓▓▓▓▓▓▓▓▓▓▓▓▓▓▓▓▓▓▓▓▓▓▓▓▓▓▓▓▓▓▓▓▓▓▓▓▓▓▓▓▓▓▓▓▓▓▓▓▓▓▓▓▓▓▓▓▓▓▓▒▒▒▒▒▒▒▒▒▒▒▒▒▒▒▒▒▒▒▒▒▒▒▒▒▒▒▒▒▒▒▒▒▒▒▒▒▒▒▒▒▒▒▒▒▒▒▒░░░░░░░░░░░░░░░░░░
▓▓▓▓▓▓▓▓▓▓▓▓▓▓▓▓▓▓▓▓▓▓▓▓▓▓▓▓▓▓▓▓▓▓▓▓▓▓▓▓▓▓▓▓▓▓▓▓▓▓▓▓▓▓▓▓▓▓▓▓▓▓▓▓▓▓▓▓▓▓▓▓▓▓▓▓▓▓▓▓▓▓▓▓▓▓▒▒▒▒▒▒▒▒▒▒▒▒▒▒▒▒▒▒▒▒▒▒▒▒▒▒▒▒▒▒▒▒▒▒▒▒▒▒▒▒▒▒▒▒▒▒▒▒░░▒▒░░░░░░░░░░░░░░░░░░
▓▓▓▓▓▓▓▓▓▓▓▓▓▓▓▓▓▓▓▓▓▓▓▓▓▓▓▓▓▓▓▓▓▓▓▓▓▓▓▓▓▓▓▓▓▓▓▓▓▓▓▓▓▓▓▓▓▓▓▓▓▓▓▓▓▓▓▓▓▓▓▓▓▓▓▓▓▓▓▓▓▓▓▓▓▓▓▓▒▒▒▒▒▒▒▒▒▒▒▒▒▒▒▒▒▒▒▒▒▒▒▒▒▒▒▒▒▒▒▒▒▒▒▒▒▒▒▒▒▒▒▒░░▒▒░░░░░░░░░░░░░░░░░░░░
▓▓▓▓▓▓▓▓▓▓▓▓▓▓▓▓▓▓▓▓▓▓▓▓▓▓▓▓▓▓▓▓▓▓▓▓▓▓▓▓▓▓▓▓▓▓▓▓▓▓▓▓▓▓▓▓▓▓▓▓▓▓▓▓▓▓▓▓▓▓▓▓▓▓▓▓▓▓▓▓▓▓▒▒▓▓▒▒▒▒▒▒▒▒▒▒▒▒▒▒▒▒▒▒▒▒▒▒▒▒▒▒▒▒▒▒▒▒▒▒▒▒▒▒▒▒▒▒▒▒▒▒░░░░░░░░░░░░░░░░░░░░░░░░
▓▓▓▓▓▓▓▓▓▓▓▓▓▓▓▓▓▓▓▓▓▓▓▓▓▓▓▓▓▓▓▓▓▓▓▓▓▓▓▓▓▓▓▓▓▓▓▓▓▓▓▓▓▓▓▓▓▓▓▓▓▓▓▓▓▓▓▓▓▓▓▓▓▓▓▓▓▓▓▓▒▒▒▒▒▒▒▒▒▒▒▒▒▒▒▒▒▒▒▒▒▒▒▒▒▒▒▒▒▒▒▒▒▒▒▒▒▒▒▒▒▒▒▒▒▒▒▒▒▒░░░░░░░░░░░░░░░░░░░░░░░░░░
▓▓▓▓▓▓▓▓▓▓▓▓▓▓▓▓▓▓▓▓▓▓▓▓▓▓▓▓▓▓▓▓▓▓▓▓▓▓▓▓▓▓▓▓▓▓▓▓▓▓▓▓▓▓▓▓▓▓▓▓▓▓▓▓▓▓▓▓██▓▓▓▓▓▓▓▓▓▓▒▒▓▓▓▓▒▒▒▒▒▒▒▒▒▒▒▒▒▒▒▒▒▒▒▒▒▒▒▒▒▒▒▒▒▒▒▒▒▒▒▒▒▒▒▒░░░░░░░░░░░░░░░░░░░░░░░░░░░░░░
▓▓▓▓▓▓▓▓▓▓▓▓▓▓▓▓▓▓▓▓▓▓▓▓▓▓▓▓▓▓▓▓▓▓▓▓▓▓▓▓▓▓▓▓▓▓▓▓▓▓▓▓▓▓▓▓▓▓▓▓▓▓▓▓▓▓▓▓▓▓▓▓▓▓▓▓▓▓▒▒▒▒▓▓▒▒▒▒▒▒▒▒▒▒▒▒▒▒▒▒▒▒▒▒░░▒▒▒▒▒▒▒▒▒▒▒▒▒▒▒▒▒▒▒▒▒▒░░░░░░░░░░░░░░░░░░░░░░░░░░░░
▓▓▓▓▓▓▓▓▓▓▓▓▓▓▓▓▓▓▓▓▓▓▓▓▓▓▓▓▓▓▓▓▓▓▓▓▓▓▓▓▓▓▓▓▓▓▓▓▓▓▓▓▓▓▓▓▓▓▓▓▓▓▓▓▓▓▓▓▓▓▓▓▓▓▓▓▓▓▒▒▒▒▒▒▒▒▒▒▒▒▒▒▒▒▒▒▒▒▒▒▒▒▒▒▒▒▒▒▒▒▒▒▒▒▒▒▒▒▒▒▒▒▒▒░░▒▒░░░░░░░░░░░░░░░░░░░░░░░░░░░░
▓▓▓▓▓▓▓▓▓▓▓▓▓▓▓▓▓▓▓▓▓▓▓▓▓▓▓▓▓▓▓▓▓▓▓▓▓▓▓▓▓▓▓▓▓▓▓▓▓▓▓▓▓▓▓▓▓▓▓▓▓▓▓▓██▓▓▓▓▒▒▒▒▓▓▒▒▒▒▒▒▓▓▒▒▒▒▒▒▒▒▓▓▒▒▒▒▒▒▒▒▒▒▒▒▒▒▒▒▒▒▒▒▒▒▒▒▒▒▒▒▒▒░░░░░░░░░░░░░░░░░░░░░░░░░░░░░░░░
▓▓▓▓▓▓▓▓▓▓▓▓▓▓▓▓▓▓▓▓▓▓▓▓▓▓▓▓▓▓▓▓▓▓▓▓▓▓▓▓▓▓▓▓▓▓▓▓▓▓▓▓▓▓▓▓▓▓▓▓▓▓▓▓▓▓▓▓▓▓▓▓▒▒▓▓▒▒▒▒▓▓▒▒▒▒▒▒▒▒▒▒▒▒▒▒▒▒▒▒▒▒▒▒▒▒▒▒▒▒▒▒▒▒▒▒░░░░▒▒░░░░░░░░░░░░░░░░░░░░░░░░░░░░░░░░░░
▓▓▓▓▓▓▓▓██▓▓▓▓▓▓▓▓▓▓▓▓▓▓▓▓▓▓▓▓▓▓▓▓▓▓▓▓▓▓▓▓▓▓▓▓▓▓▓▓▓▓▓▓▓▓▓▓▓▓▓▓▓▓▓▓▓▓▒▒▓▓▒▒▒▒▒▒▒▒▒▒▒▒▒▒▒▒▒▒▒▒▒▒▒▒▒▒▒▒▒▒▒▒▒▒▒▒▒▒▒▒▒▒▒▒▒▒▒▒░░░░░░░░░░░░░░░░░░░░░░░░░░░░░░░░░░░░
▓▓▓▓▓▓▓▓▓▓▓▓▓▓▓▓▓▓▓▓▓▓▓▓▓▓▓▓▓▓▓▓▓▓▓▓▓▓▓▓▓▓▓▓▓▓▓▓▓▓▓▓██▓▓▓▓▓▓▓▓▓▓▓▓▒▒▒▒▒▒▓▓▒▒▒▒▒▒▒▒▒▒▒▒▒▒▒▒▒▒▒▒▒▒▒▒▒▒▒▒▒▒▒▒▒▒▒▒▒▒▒▒▒▒▒▒░░░░░░░░░░░░░░░░░░░░░░░░░░░░░░░░░░░░░░
▓▓▓▓▓▓▓▓▓▓▓▓▓▓▓▓▓▓▓▓▓▓▓▓▓▓▓▓▓▓▓▓▓▓▓▓▓▓▓▓▓▓▓▓▓▓▓▓▓▓██▓▓▓▓▓▓▓▓▓▓▓▓▒▒▒▒▒▒▒▒▒▒▒▒▒▒▒▒▒▒▒▒▒▒▒▒▒▒▒▒▒▒▒▒▒▒▒▒▒▒▒▒▒▒▒▒▒▒░░▒▒░░▒▒░░░░░░░░░░░░░░░░░░░░░░░░░░░░░░░░░░░░░░
▓▓▓▓▓▓▓▓▓▓▓▓▓▓▓▓▓▓▓▓▓▓▓▓▓▓▓▓▓▓▓▓▓▓▓▓▓▓▓▓▓▓▓▓▓▓▓▓██▓▓▓▓▓▓▓▓▓▓▓▓▓▓▒▒▓▓▓▓▒▒▒▒▒▒▒▒▒▒▒▒▒▒▒▒▒▒▒▒▒▒▒▒▒▒▒▒▒▒▒▒▒▒▒▒▒▒▒▒▒▒░░▒▒░░░░░░░░░░░░░░░░░░░░░░░░░░░░░░░░░░░░░░▒▒
▓▓▓▓▓▓▓▓▓▓▓▓▓▓▓▓▓▓▓▓▓▓▓▓▓▓▓▓▓▓▓▓▓▓▓▓▓▓▓▓▓▓▓▓▓▓▓▓▓▓▓▓▓▓▓▓▓▓▓▓▒▒▓▓▓▓▓▓▓▓▒▒▒▒▒▒▒▒▒▒▒▒▒▒▒▒▒▒▒▒▒▒▒▒▒▒▒▒▒▒▒▒▒▒▒▒▒▒▒▒▒▒▒▒░░░░░░░░░░▒▒░░░░░░░░░░░░░░░░░░░░░░░░░░▒▒▒▒
▓▓▓▓▓▓▓▓▓▓▓▓▓▓▓▓▓▓▓▓▓▓▓▓▓▓▓▓▓▓▓▓▓▓▓▓▓▓▓▓▓▓▓▓██▓▓▓▓▓▓▓▓▓▓▓▓▒▒▒▒▓▓▒▒▒▒▒▒▒▒▒▒▒▒▒▒▒▒▒▒▒▒▒▒▒▒▒▒▒▒▒▒▒▒▒▒▒▒▒▒▒▒▒▒▒▒▒▒░░░░░░░░░░░░░░░░░░░░░░░░░░░░░░░░░░░░░░░░▒▒▒▒▒▒
▓▓▓▓▓▓▓▓▓▓▓▓▓▓▓▓▓▓▓▓▓▓▓▓▓▓▓▓▓▓▓▓▓▓▓▓▓▓▓▓██▓▓▓▓▓▓▓▓▓▓▓▓▓▓▓▓▓▓▓▓▓▓▒▒▓▓▒▒▒▒▓▓▒▒▒▒▒▒▒▒▒▒▒▒▒▒▒▒▒▒▒▒▒▒▒▒▒▒▒▒▒▒▒▒▒▒░░░░░░░░░░░░░░░░░░░░░░░░░░░░░░░░░░░░░░░░▒▒▒▒▒▒▒▒
▓▓▓▓▓▓██▓▓▓▓▓▓▓▓▓▓▓▓▓▓▓▓▓▓▓▓▓▓▓▓▓▓▓▓▓▓▓▓██▓▓▓▓▓▓▓▓▒▒▒▒▒▒▓▓▓▓▓▓▒▒▒▒▒▒▒▒▒▒▒▒▒▒▒▒▒▒▒▒▒▒▒▒▒▒▒▒▒▒▒▒▒▒▒▒▒▒▒▒▒▒▒▒░░░░░░░░░░░░░░░░░░░░░░░░░░░░░░░░░░░░░░░░▒▒▒▒▒▒▒▒▒▒
▓▓▓▓▓▓▓▓▓▓▓▓▓▓▓▓▓▓▓▓▓▓▓▓▓▓▓▓▓▓▓▓▓▓██▓▓▓▓▓▓▓▓▓▓▓▓▓▓▓▓▒▒▓▓▒▒▒▒▓▓▒▒▒▒▒▒▒▒▒▒▒▒▒▒▒▒▒▒▒▒▒▒▒▒▒▒▒▒▒▒▒▒▒▒▒▒▒▒▒▒▒▒░░░░░░░░░░░░░░░░░░░░░░░░░░░░░░░░░░░░░░░░▓▓▒▒▒▒▒▒▒▒▒▒
▓▓▓▓██▓▓▓▓▓▓▓▓▓▓▓▓▓▓▓▓▓▓▓▓▓▓▓▓▓▓▓▓██▓▓▓▓▓▓▓▓▓▓▓▓▓▓▒▒▓▓▒▒▓▓▒▒▒▒▒▒▒▒▒▒▒▒▒▒▒▒▒▒▒▒▒▒▒▒▒▒▒▒▒▒▒▒▒▒▒▒▒▒▒▒▒▒▒▒▒▒░░░░▒▒░░░░░░░░░░░░░░░░░░░░░░░░░░░░░░░░▒▒▒▒▒▒▒▒▒▒▒▒▒▒
▓▓▓▓▓▓▓▓▓▓▓▓▓▓▓▓▓▓▓▓▓▓▓▓▓▓██████▓▓▓▓▓▓▓▓▓▓▓▓▓▓▒▒▓▓▓▓▒▒▓▓▒▒▓▓▒▒▒▒▒▒▒▒▒▒▒▒▒▒▒▒▒▒▒▒▒▒▒▒▒▒▒▒▒▒▒▒▒▒▒▒▒▒▒▒░░░░░░░░░░░░░░░░░░░░░░░░░░░░░░░░░░░░░░░░▒▒▓▓▒▒▒▒▒▒▒▒▒▒▒▒
▓▓▓▓▓▓▓▓▓▓▓▓▓▓▓▓▓▓▓▓▓▓▓▓▓▓██▓▓▓▓▓▓▓▓▓▓▓▓▓▓▓▓▒▒▓▓▒▒▓▓▒▒▒▒▒▒▒▒▒▒▒▒▒▒▒▒▒▒▒▒▒▒▒▒▒▒▒▒▒▒▒▒▒▒▒▒▒▒▒▒▒▒▒▒▒▒▒▒▒▒░░░░░░▒▒▒▒░░░░░░░░░░░░░░░░░░░░░░░░░░▒▒▒▒▒▒▒▒▒▒▒▒▒▒▒▒▒▒
▓▓▓▓▓▓▓▓▓▓▓▓▓▓▓▓▓▓▓▓▓▓▓▓████▓▓▓▓▓▓▓▓▓▓▒▒▓▓▓▓▓▓▒▒▓▓▒▒▓▓▒▒▒▒▒▒▒▒▒▒▒▒▓▓▒▒▒▒▒▒▒▒▒▒▒▒▒▒▒▒▒▒▒▒▒▒▒▒▒▒░░▒▒▒▒░░░░░░░░▒▒░░░░░░░░░░░░░░░░░░░░░░░░░░▒▒▒▒▒▒▒▒▒▒▒▒▒▒▒▒▒▒▒▒
██▓▓▓▓▓▓▓▓▓▓▓▓▓▓▓▓▓▓██████▓▓▓▓▓▓▓▓▓▓▓▓▓▓▓▓▓▓▒▒▓▓▒▒▓▓▒▒▒▒▒▒▒▒▒▒▒▒▒▒▒▒▒▒▒▒▒▒▒▒▒▒▒▒▒▒▒▒▒▒▒▒▒▒▒▒▒▒▒▒▒▒░░▒▒░░░░░░░░░░░░░░░░░░░░░░░░░░░░░░░░▒▒▒▒▒▒▒▒▒▒▒▒▒▒▒▒▒▒▒▒▒▒
▓▓▓▓▓▓▓▓▓▓▓▓▓▓▓▓████████▓▓▓▓▓▓▓▓▓▓▓▓▒▒▓▓▓▓▓▓▒▒▒▒▒▒▒▒▒▒▒▒▒▒▒▒▒▒▒▒▒▒▒▒▒▒▒▒▒▒▒▒▒▒▒▒▒▒▒▒▒▒▒▒▒▒▒▒▒▒▒▒░░░░░░░░░░░░░░░░░░░░░░░░░░░░░░░░░░░░▒▒▓▓▒▒▒▒▒▒▒▒▒▒▒▒▒▒▒▒▒▒▒▒
▓▓▓▓▓▓▓▓▓▓▓▓▓▓████▓▓▓▓▓▓▓▓▓▓▓▓▓▓▓▓▓▓▓▓▒▒▓▓▓▓▓▓▓▓▓▓▒▒▒▒▒▒▒▒▒▒▒▒▒▒▒▒▒▒▒▒▒▒▒▒▒▒▒▒▒▒▒▒▒▒▒▒▒▒▒▒░░░░▒▒░░░░░░░░░░░░░░░░░░░░░░░░░░░░░░░░░░▓▓▒▒▒▒▒▒▒▒▒▒▒▒▒▒▒▒▒▒▒▒▒▒▒▒
▓▓▓▓▓▓▓▓▓▓████████▓▓▓▓▓▓▓▓▓▓▓▓▓▓▓▓▓▓▓▓▒▒▓▓▒▒▓▓▒▒▒▒▒▒▒▒▒▒▓▓▒▒▒▒▒▒▒▒▒▒▒▒▒▒▒▒▒▒▒▒▒▒▒▒▒▒▒▒▒▒░░░░░░░░▒▒░░░░░░░░░░░░░░░░░░░░░░░░░░░░░░▒▒▓▓▒▒▒▒▒▒▒▒▒▒▒▒▒▒▒▒▒▒▒▒▒▒░░
▓▓▓▓▓▓▓▓██████▓▓▓▓▓▓▓▓▓▓▓▓▓▓▓▓▓▓▓▓▓▓▒▒▓▓▒▒▒▒▒▒▒▒▒▒▒▒▒▒▒▒▒▒▒▒▒▒▒▒▓▓▒▒▒▒▒▒▒▒▒▒▒▒▒▒▒▒▒▒▒▒▒▒▒▒░░░░▒▒░░░░░░░░░░░░░░░░░░░░░░░░░░░░░░▒▒▒▒▒▒▒▒▒▒▒▒▒▒▒▒▒▒▒▒▒▒▒▒▒▒░░░░
▓▓▓▓██████▓▓▓▓▓▓▓▓▓▓▓▓▓▓▒▒▓▓▒▒▓▓▓▓▓▓▓▓▒▒▓▓▒▒▒▒▒▒▒▒▒▒▒▒▒▒▒▒▒▒▒▒▒▒▒▒▒▒▒▒▒▒▒▒▒▒▒▒▒▒▒▒▒▒░░▒▒▒▒░░░░▒▒░░▒▒░░░░░░░░░
copy to clipboard 👍 upvote 👎 downvote
fill: spaces toggle palette ▓→✊🏽